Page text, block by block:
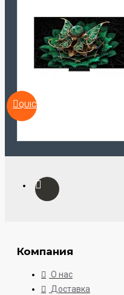
QUICKVIEW
Компания
О нас
Доставка